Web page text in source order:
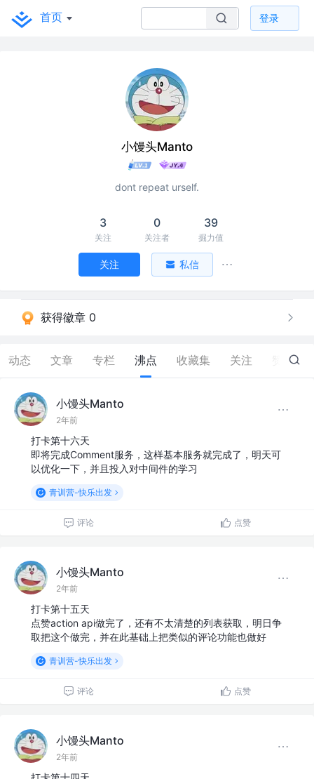
首页 登录
小馒头Manto
dont repeat urself.
3
关注
0
关注者
39
掘力值
关注 私信
获得徽章 0
动态 文章 专栏 沸点 收藏集 关注 10
小馒头Manto
2年前
打卡第十六天
即将完成Comment服务，这样基本服务就完成了，明天可
以优化一下，并且投入对中间件的学习
青训营-快乐出发
评论 点赞
小馒头Manto
2年前
打卡第十五天
点赞action api做完了，还有不太清楚的列表获取，明日争
取把这个做完，并在此基础上把类似的评论功能也做好
青训营-快乐出发
评论 点赞
小馒头Manto
2年前